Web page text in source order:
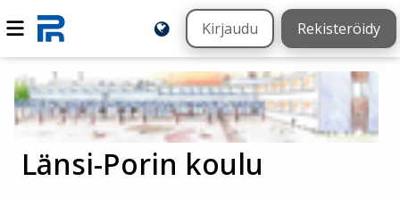
Kirjaudu Rekisteröidy
Länsi-Porin koulu